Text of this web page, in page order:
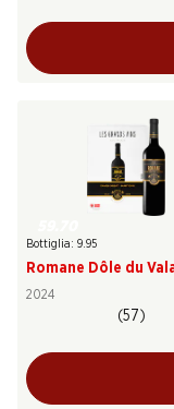
Bottiglia: 9.95
Romane Dôle du
2024
(57)